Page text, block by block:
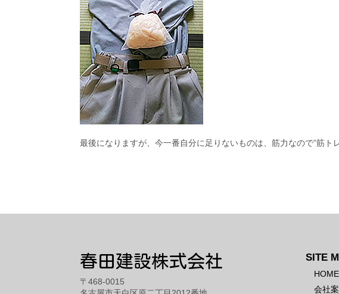
最後になりますが、今一番自分に足りないものは、筋力なので”筋ト
春田建設株式会社
〒468-0015
SITE
HOME
会社